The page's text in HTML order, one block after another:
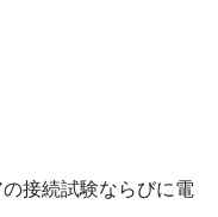
接続試験ならびに電